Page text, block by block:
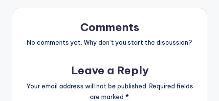
Comments
No comments yet. Why don’t you start the discussion?
Leave a Reply
Your email address will not be published. Required fields
are marked *